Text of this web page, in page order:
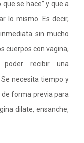
se hace” y que a
lo mismo. Es decir,
sin mucho
cuerpos con vagina,
poder recibir una
necesita tiempo y
forma previa para
dilate, ensanche,